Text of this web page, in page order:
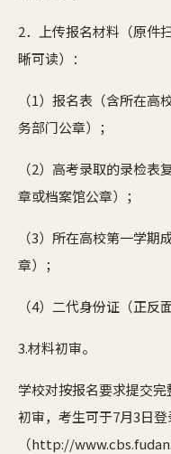
2．上传报名材料（原件
晰可读）：
（1）报名表（含所在
务部门公章）；
（2）高考录取的录检
章或档案馆公章）；
（3）所在高校第一学
章）；
（4）二代身份证（正反
3.材料初审。
学校对按报名要求提交
初审，考生可于7月3日
（http://